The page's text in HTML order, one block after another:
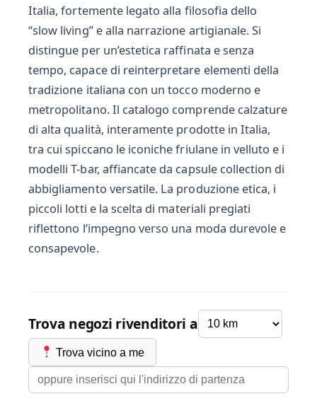
Italia, fortemente legato alla filosofia dello
“slow living” e alla narrazione artigianale. Si
distingue per un’estetica raffinata e senza
tempo, capace di reinterpretare elementi della
tradizione italiana con un tocco moderno e
metropolitano. Il catalogo comprende calzature
di alta qualità, interamente prodotte in Italia,
tra cui spiccano le iconiche friulane in velluto e i
modelli T-bar, affiancate da capsule collection di
abbigliamento versatile. La produzione etica, i
piccoli lotti e la scelta di materiali pregiati
riflettono l’impegno verso una moda durevole e
consapevole.
Trova negozi rivenditori a
Trova vicino a me